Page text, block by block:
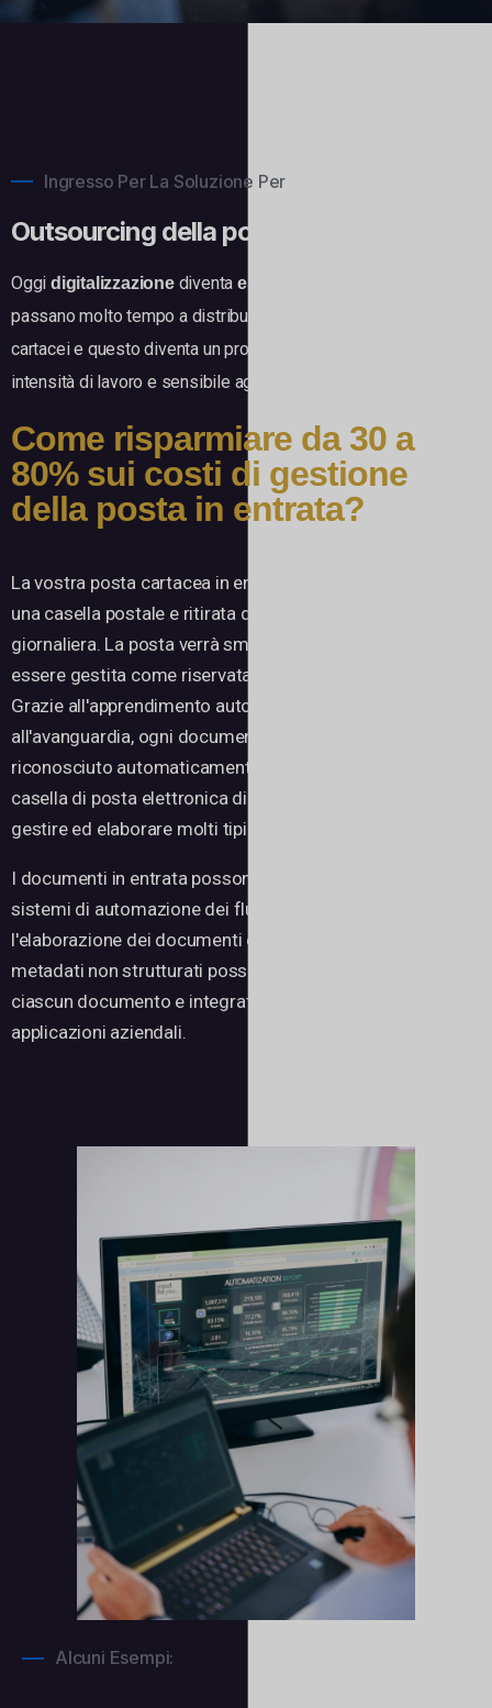
Ingresso Per La Soluzione Per
Outsourcing della posta
Oggi digitalizzazionediventaessenziale
passano molto tempo a distribuire ed elaborare i documenti
cartacei e questo diventa un processo costoso, ad alta
intensità di lavoro e sensibile agli errori.
Come risparmiare da 30 a
80% sui costi di gestione
della posta in entrata?
La vostra posta cartacea in entrata sarà reindirizzata a
una casella postale e ritirata da Input For You su base
giornaliera. La posta verrà smistata e digitalizzata, potrà
essere gestita come riservata o restituita fisicamente.
Grazie all'apprendimento automatico e profondo
all'avanguardia, ogni documento in arrivo verrà
riconosciuto automaticamente e assegnato alla vostra
casella di posta elettronica digitale personale. È possibile
gestire ed elaborare molti tipi di documenti.
I documenti in entrata possono essere integrati con i
sistemi di automazione dei flussi di lavoro, consentendo
l'elaborazione dei documenti end-to-end. Inoltre, i
metadati non strutturati possono essere estratti da
ciascun documento e integrati in modo strutturato nelle
applicazioni aziendali.
Alcuni Esempi: